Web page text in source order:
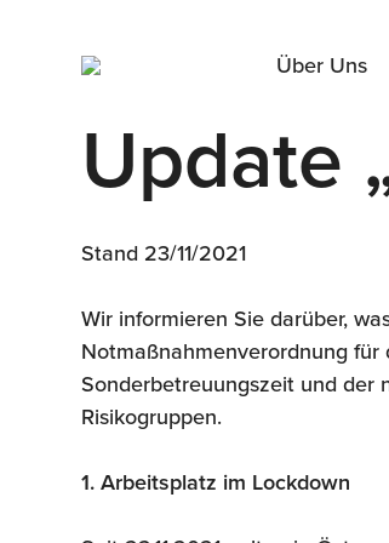
Über Uns
Update
Stand 23/11/2021
Wir informieren Sie darüber,
Notmaßnahmenverordnung
Sonderbetreuungszeit und der
Risikogruppen.
1.Arbeitsplatz im Lockdown